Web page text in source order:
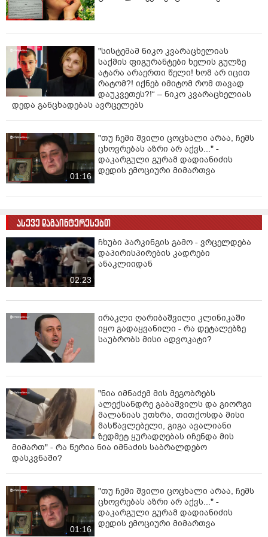
მანიფესტაციის ორგანიზებისა და ჩატარების შესახებ
შეკრების ან მანიფესტაციის ჩატარებამდე -
არაუგვიანეს 5 დღისა.
ამავე პროექტის მიხედვით, შინაგან საქმეთა
სამინისტრო ვალდებული იქნება გონივრულ ვადაში
საჯაროდ გამოაქვეყნოს გაფრთხილება, ასევე
არასპონტანური შეკრების ან მანიფესტაციის
შემთხვევაში, შეთავაზებული ალტერნატიული დრო,
ადგილი ან სვლაგეზი, „თუ შინაგან საქმეთა
სამინისტრომ ასეთი შეთავაზების შესახებ
გადაწყვეტილება მიიღო“.
შეკრება-მანიფესტაციის მონაწილეთა მიერ
ნაწილობრივ ან სრულად გადაკეტვის შემთხვევაში,
შინაგან საქმეთა სამინისტრო უფლებამოსილი ხდება
მიიღოს გადაწყვეტილება ტრანსპორტის ან ხალხის
სავალი ნაწილის გახსნის და ტრანსპორტის, ხალხის
მოძრაობის აღდგენის შესახებ, “თუ შეკრების ან
მანიფესტაციის მონაწილეთა რაოდენობის
გათვალისწინებით შეკრების ან მანიფესტაციის
ჩატარება სხვაგვარად შესაძლებელია“.
კანონის პროექტში ასევე ვკითხულობთ, რომ
ტრანსპორტის ან ხალხის სავალი ნაწილის
მასობრივად გადაკეტვის შემთხვევაში, შინაგან
მანიფესტაციის მონაწილეებს და ორგანიზატორს,
გააფრთხილოს ისინი იმის თაობაზე, რომ თუ
მასობრივად გადაკეტილი ტრანსპორტის ან ხალხის
სავალი ნაწილი უახლოესი 15 წუთის განმავლობაში
არ გაიხსნა, მთლიანი შეკრება ან მანიფესტაცია
უკანონოდ ჩაითვლება, მიღებული იქნება
გადაწყვეტილება შეკრება-მანიფესტაციის შეწყვეტის
შესახებ და შეიძლება გამოყენებული იქნეს
საერთაშორისო სამართლითა და კანონმდებლობით
გათვალისწინებული ზომები.
საკანონმდებლო ცვლილებათა პაკეტს პარლამენტი
"სისტემამ ნიკო კვარაცხელიას
საქმის ფიგურანტები ხელის გულზე
ატარა არაერთი წელი! ხომ არ იცით
რატომ?! იქნებ იმიტომ რომ თავად
დაუკვეთეს?!“ – ნიკო კვარაცხელიას
დედა განცხადებას ავრცელებს
01:16
"თუ ჩემი შვილი ცოცხალი არაა, ჩემს
ცხოვრებას აზრი არ აქვს..." -
დაკარგული გურამ დადიანიძის
დედის ემოციური მიმართვა
ასევე დაგაინტერესებთ
02:23
ჩხუბი პარკინგის გამო - ვრცელდება
დაპირისპირების კადრები
ანაკლიიდან
ირაკლი ღარიბაშვილი კლინიკაში
იყო გადაყვანილი - რა დეტალებზე
საუბრობს მისი ადვოკატი?
"ნია იმნაძემ მის მეგობრებს
ალექსანდრე გაბაშვილს და გიორგი
მალანიას უთხრა, თითქოსდა მისი
მასწავლებელი, გიგა ავალიანი
ზედმეტ ყურადღებას იჩენდა მის
მიმართ" - რა წერია ნია იმნაძის საბრალდებო
დასკვნაში?
01:16
"თუ ჩემი შვილი ცოცხალი არაა, ჩემს
ცხოვრებას აზრი არ აქვს..." -
დაკარგული გურამ დადიანიძის
დედის ემოციური მიმართვა